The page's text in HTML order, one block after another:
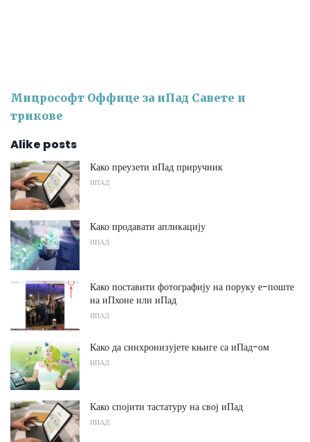
Мицрософт Оффице за иПад Савете и
трикове
Alike posts
Како преузети иПад приручник
ИПАД
Како продавати апликацију
ИПАД
Како поставити фотографију на поруку е-поште
на иПхоне или иПад
ИПАД
Како да синхронизујете књиге са иПад-ом
ИПАД
Како спојити тастатуру на свој иПад
ИПАД